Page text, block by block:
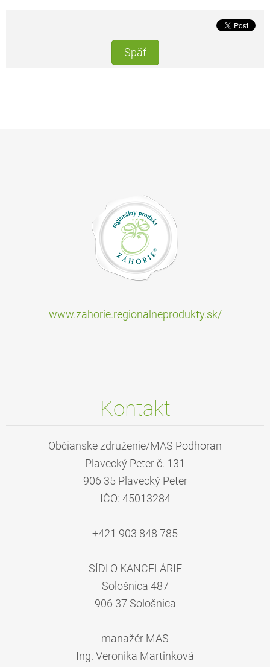
Späť
www.zahorie.regionalneprodukty.sk/
Kontakt
Občianske združenie/MAS Podhoran
Plavecký Peter č. 131
906 35 Plavecký Peter
IČO: 45013284
+421 903 848 785
SÍDLO KANCELÁRIE
Sološnica 487
906 37 Sološnica
manažér MAS
Ing. Veronika Martinková